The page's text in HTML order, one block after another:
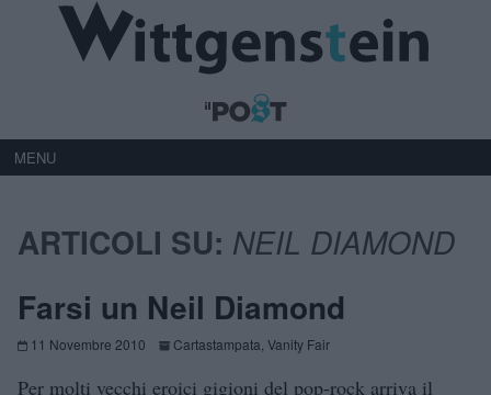
MENU
ARTICOLI SU: NEIL DIAMOND
Farsi un Neil Diamond
11 Novembre 2010 Cartastampata Vanity Fair
Per molti vecchi eroici gigioni del pop-rock arriva il